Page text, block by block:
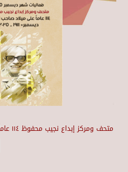
متحف ومركز إبداع نجيب محفوظ ١١٤ عاماً على ميلاد صاحب الثلاثية